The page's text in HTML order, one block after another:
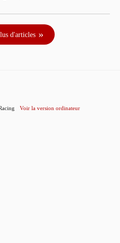
d'articles
Voir la version ordinateur